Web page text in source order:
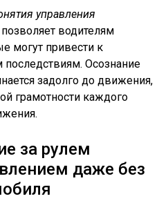
управления
позволяет водителям
могут привести к
Осознание
задолго до движения,
грамотности каждого
за рулем
даже без